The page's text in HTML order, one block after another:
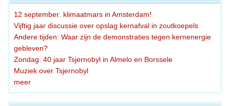
12 september: klimaatmars in Amsterdam!
Vijftig jaar discussie over opslag kernafval in zoutkoepels
Andere tijden: Waar zijn de demonstraties tegen kernenergie
gebleven?
Zondag: 40 jaar Tsjernobyl in Almelo en Borssele
Muziek over Tsjernobyl
meer